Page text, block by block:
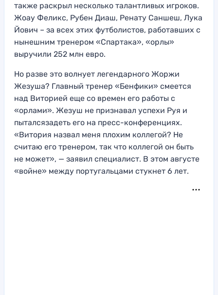
также раскрыл несколько талантливых игроков.
Жоау Феликс, Рубен Диаш, Ренату Саншеш, Лука
Йович – за всех этих футболистов, работавших с
нынешним тренером «Спартака», «орлы»
выручили 252 млн евро.
Но разве это волнует легендарного Жоржи
Жезуша? Главный тренер «Бенфики» смеется
над Виторией еще со времен его работы с
«орлами». Жезуш не признавал успехи Руя и
пыталсязадеть его на пресс-конференциях.
«Витория назвал меня плохим коллегой? Не
считаю его тренером, так что коллегой он быть
не может», — заявил специалист. В этом августе
«войне» между португальцами стукнет 6 лет.